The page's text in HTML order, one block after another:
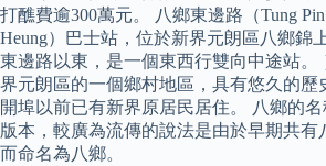
打醮費逾300萬元。 八鄉東邊路（Tung Pin
Heung）巴士站，位於新界元朗區八鄉錦
東邊路以東，是一個東西行雙向中途站。
界元朗區的一個鄉村地區，具有悠久的歷
開埠以前已有新界原居民居住。 八鄉的
版本，較廣為流傳的說法是由於早期共有
而命名為八鄉。